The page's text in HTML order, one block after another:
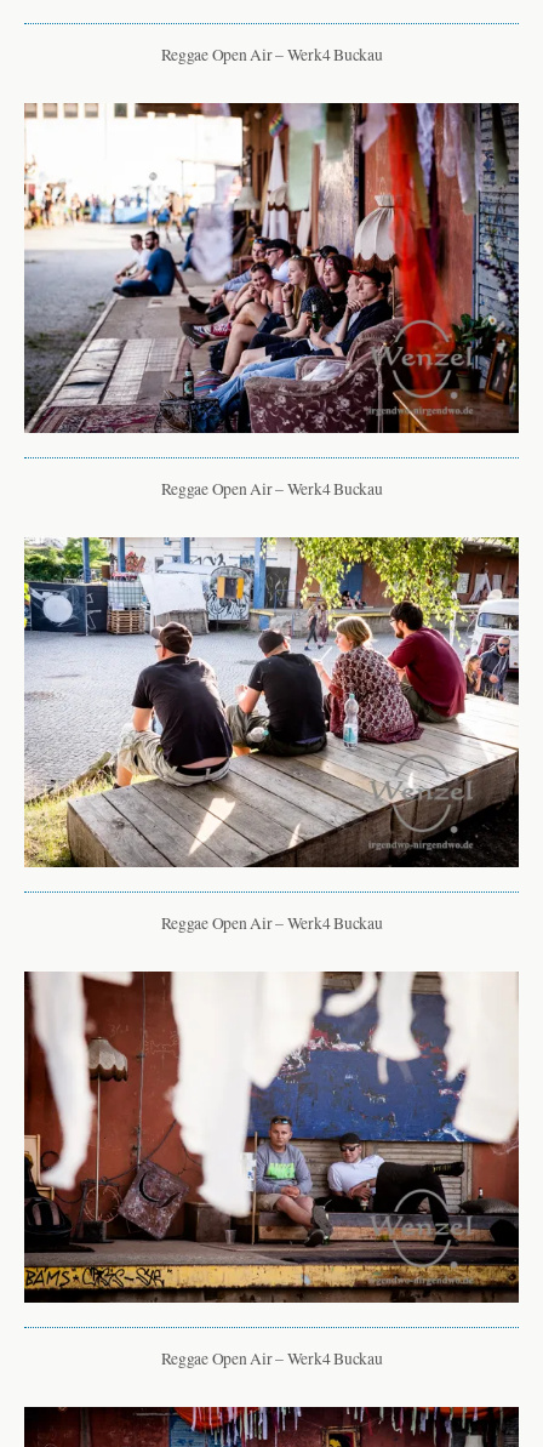
Reggae Open Air – Werk4 Buckau
Reggae Open Air – Werk4 Buckau
Reggae Open Air – Werk4 Buckau
Reggae Open Air – Werk4 Buckau